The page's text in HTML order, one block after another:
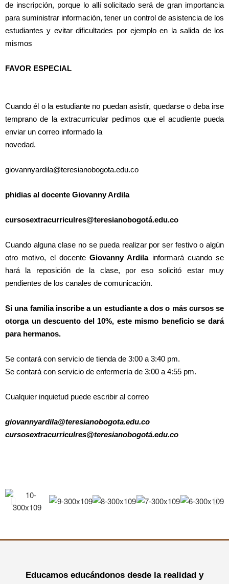
de inscripción, porque lo allí solicitado será de gran importancia
para suministrar información, tener un control de asistencia de los
estudiantes y evitar dificultades por ejemplo en la salida de los
mismos
FAVOR ESPECIAL
Cuando él o la estudiante no puedan asistir, quedarse o deba irse
temprano de la extracurricular pedimos que el acudiente pueda
enviar un correo informado la
novedad.
giovannyardila@teresianobogota.edu.co
phidias al docente Giovanny Ardila
cursosextracurriculres@teresianobogotá.edu.co
Cuando alguna clase no se pueda realizar por ser festivo o algún
otro motivo, el docente Giovanny Ardilainformará cuando se
hará la reposición de la clase, por eso solicitó estar muy
pendientes de los canales de comunicación.
Si una familia inscribe a un estudiante a dos o más cursos se
otorga un descuento del 10%, este mismo beneficio se dará
para hermanos.
Se contará con servicio de tienda de 3:00 a 3:40 pm.
Se contará con servicio de enfermería de 3:00 a 4:55 pm.
Cualquier inquietud puede escribir al correo
giovannyardila@teresianobogota.edu.co
cursosextracurriculres@teresianobogotá.edu.co
Educamos educándonos desde la realidad y